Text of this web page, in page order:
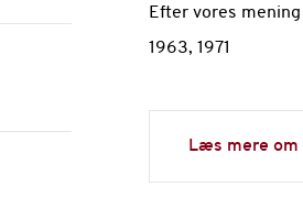
Efter vores
1963, 1971
Læs mere om